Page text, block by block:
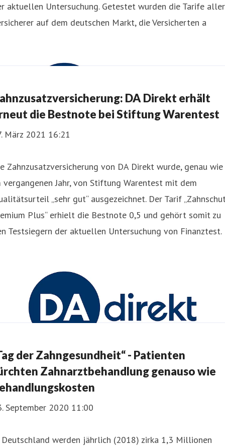
aktuellen Untersuchung. Getestet wurden die Tarife aller
auf dem deutschen Markt, die Versicherten a
DA Direkt erhält
die Bestnote bei Stiftung Warentest
März 2021 16:21
Zahnzusatzversicherung von DA Direkt wurde, genau wie
vergangenen Jahr, von Stiftung Warentest mit dem
„sehr gut“ ausgezeichnet. Der Tarif
Plus“ erhielt die Bestnote 0,5 und gehört somit zu
Testsiegern der aktuellen Untersuchung von Finanztest.
der Zahngesundheit“ - Patienten
Zahnarztbehandlung genauso wie
September 2020 11:00
werden jährlich (2018) zirka 1,3 Millionen